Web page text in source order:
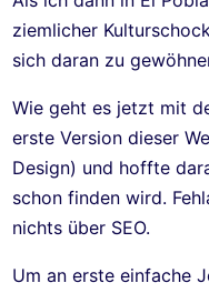
ziemlicher
sich daran zu
Wie geht es jetzt mit
erste Version dieser
Design) und hoffte
schon finden wird.
nichts über SEO.
Um an erste einfache